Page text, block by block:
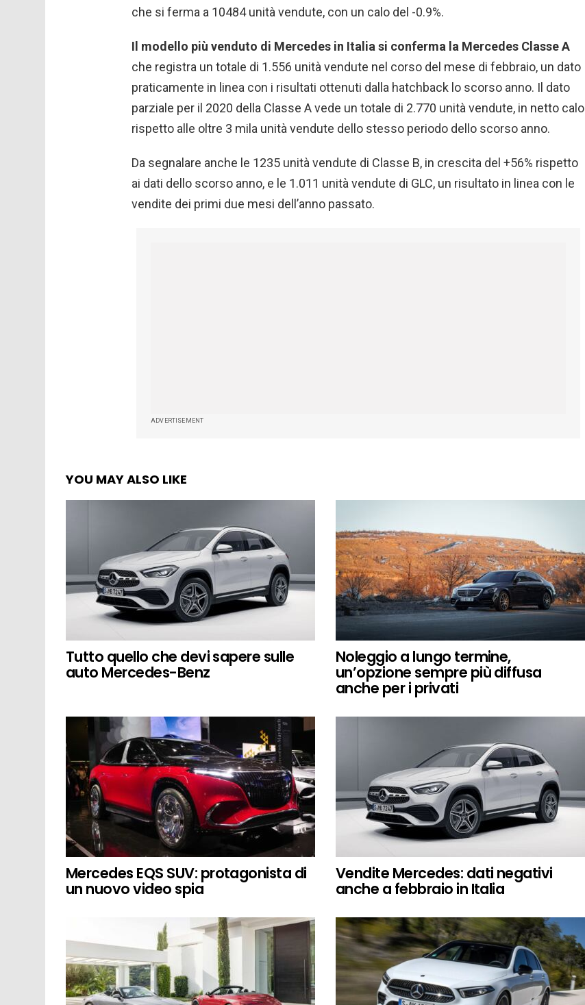
che si ferma a 10484 unità vendute, con un calo del -0.9%.
Il modello più venduto di Mercedes in Italia si conferma la Mercedes Classe A
che registra un totale di 1.556 unità vendute nel corso del mese di febbraio, un dato
praticamente in linea con i risultati ottenuti dalla hatchback lo scorso anno. Il dato
parziale per il 2020 della Classe A vede un totale di 2.770 unità vendute, in netto calo
rispetto alle oltre 3 mila unità vendute dello stesso periodo dello scorso anno.
Da segnalare anche le 1235 unità vendute di Classe B, in crescita del +56% rispetto
ai dati dello scorso anno, e le 1.011 unità vendute di GLC, un risultato in linea con le
vendite dei primi due mesi dell’anno passato.
ADVERTISEMENT
YOU MAY ALSO LIKE
Tutto quello che devi sapere sulle
auto Mercedes-Benz
Noleggio a lungo termine,
un’opzione sempre più diffusa
anche per i privati
Mercedes EQS SUV: protagonista di
un nuovo video spia
Vendite Mercedes: dati negativi
anche a febbraio in Italia